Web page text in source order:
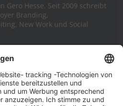
Gero Hesse. Seit 2009 schreibt
Branding,
New Work und Social